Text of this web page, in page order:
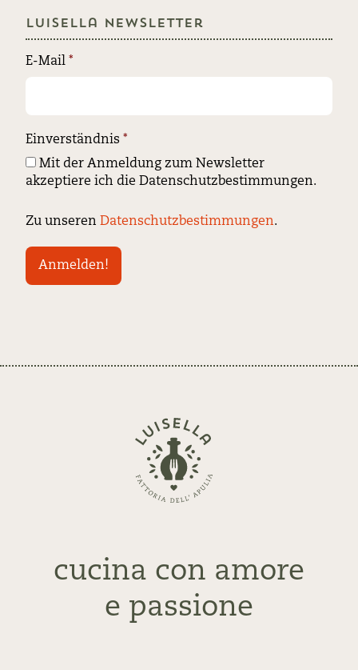
Luisella Newsletter
E-Mail *
Einverständnis *
Mit der Anmeldung zum Newsletter
akzeptiere ich die Datenschutzbestimmungen.
Zu unseren Datenschutzbestimmungen.
Zurück
zur
Startseite
cucina con amore
e passione